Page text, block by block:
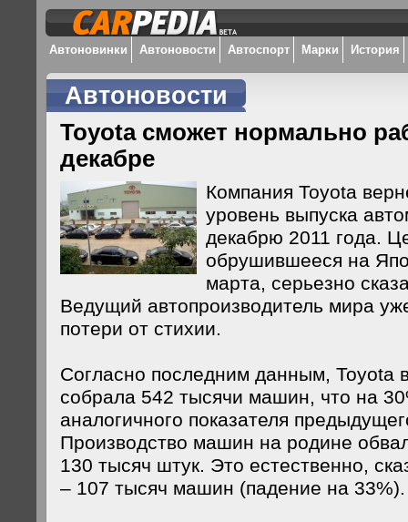
Автоновинки Автоновости Автоспорт Марки История
Автоновости
Toyota сможет нормально
декабре
Компания Toyota
уровень выпуска
декабрю 2011 года.
обрушившееся на
марта, серьезно
Ведущий автопроизводитель мира
потери от стихии.
Согласно последним данным, Toyota
собрала 542 тысячи машин, что на
аналогичного показателя
Производство машин на родине
130 тысяч штук. Это естественно,
– 107 тысяч машин (падение на 33%).